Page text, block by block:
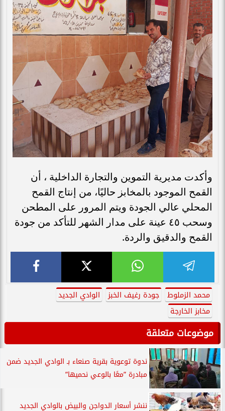
وأكدت مديرية التموين والتجارة الداخلية ، أن
القمح الموجود بالمخابز حاليًا، من إنتاج القمح
المحلي عالي الجودة ويتم المرور على المطحن
وسحب ٤٥ عينة على مدار الشهر للتأكد من جودة
القمح والدقيق والردة.
محمد الزملوط جودة رغيف الخبز
الوادي الجديد
مخابز الخارجة
موضوعات متعلقة
ندوة توعوية بقرية صنعاء بـ الوادي الجديد ضمن
مبادرة ”معًا بالوعي نحميها”
ننشر أسعار الدواجن والبيض بالوادي الجديد